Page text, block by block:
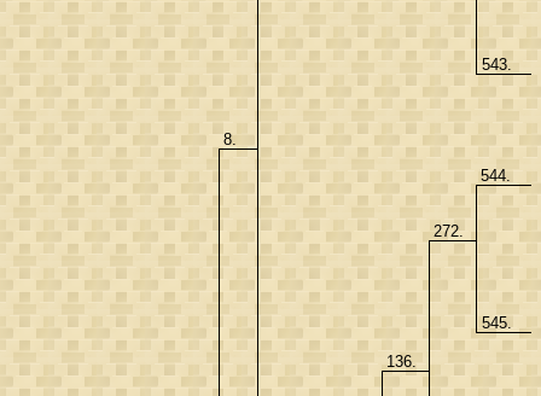
8.
543.
136.
272.
544.
545.